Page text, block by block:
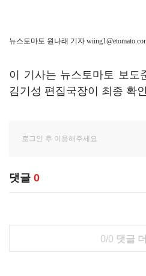
뉴스토마토 원나래 기자
이 기사는 뉴스토마토 보도
김기성 편집국장이 최종 확
댓글 0
0/0 댓글